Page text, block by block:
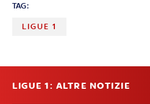
TAG:
LIGUE 1
LIGUE 1: ALTRE NOTIZIE